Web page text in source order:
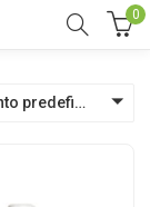
0
Ordinamento predefinito